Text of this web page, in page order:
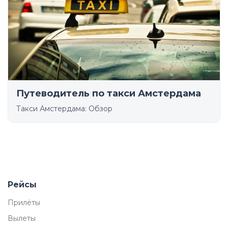
Путеводитель по такси Амстердама
Такси Амстердама: Обзор
Рейсы
Прилёты
Вылеты